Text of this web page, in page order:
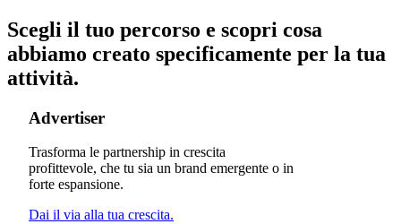
Scegli il tuo percorso e scopri cosa
abbiamo creato specificamente per la tua
attività.
Advertiser
Trasforma le partnership in crescita
profittevole, che tu sia un brand emergente o in
forte espansione.
Dai il via alla tua crescita.